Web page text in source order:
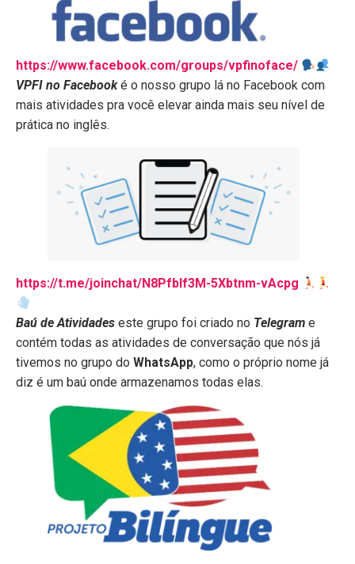
https://www.facebook.com/groups/vpfinoface/
VPFI no Facebooké o nosso grupo lá no Facebook com
mais atividades pra você elevar ainda mais seu nível de
prática no inglês.
https://t.me/joinchat/N8Pfblf3M-5Xbtnm-vAcpg
Baú de Atividades este grupo foi criado no Telegram e
contém todas as atividades de conversação que nós já
tivemos no grupo do WhatsApp, como o próprio nome já
diz é um baú onde armazenamos todas elas.